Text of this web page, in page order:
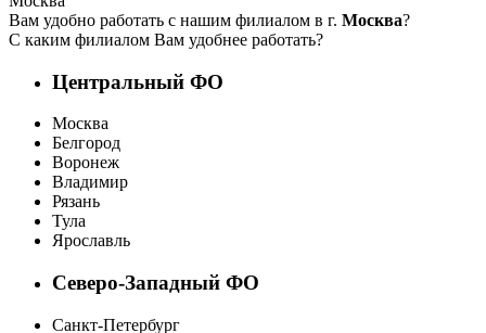
Вам удобно работать с нашим филиалом в г. Москва?
С каким филиалом Вам удобнее работать?
Центральный ФО
Москва
Белгород
Воронеж
Владимир
Рязань
Тула
Ярославль
Северо-Западный ФО
Санкт-Петербург